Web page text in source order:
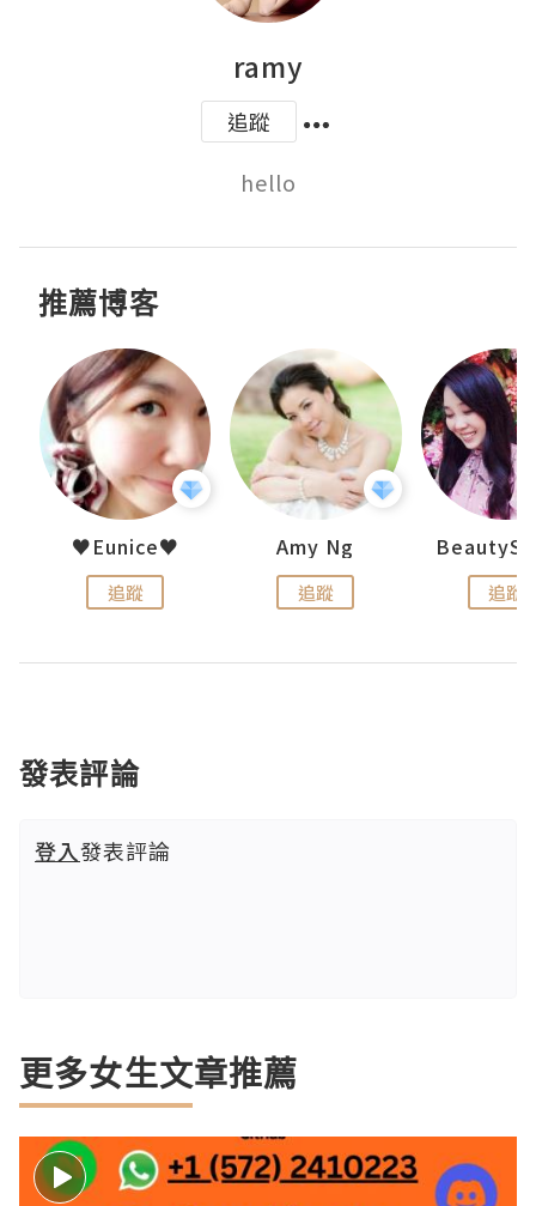
ramy
追蹤
hello
推薦博客
♥Eunice♥
追蹤
Amy Ng
追蹤 追蹤
發表評論
登入發表評論
更多女生文章推薦